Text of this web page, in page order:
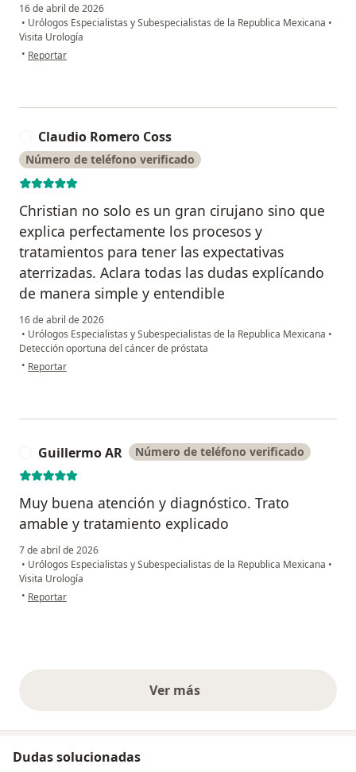
16 de abril de 2026
• Urólogos Especialistas y Subespecialistas de la Republica Mexicana •
Visita Urología
• en opinión del usuario José Ignacio Guerrero Iglesias
Reportar
Claudio Romero Coss
Número de teléfono verificado
Christian no solo es un gran cirujano sino que
explica perfectamente los procesos y
tratamientos para tener las expectativas
aterrizadas. Aclara todas las dudas explícando
de manera simple y entendible
16 de abril de 2026
• Urólogos Especialistas y Subespecialistas de la Republica Mexicana •
Detección oportuna del cáncer de próstata
• en opinión del usuario Claudio Romero Coss
Reportar
Guillermo AR Número de teléfono verificado
Muy buena atención y diagnóstico. Trato
amable y tratamiento explicado
7 de abril de 2026
• Urólogos Especialistas y Subespecialistas de la Republica Mexicana •
Visita Urología
• en opinión del usuario Guillermo AR
Reportar
Ver másopiniones anteriores
Dudas solucionadas